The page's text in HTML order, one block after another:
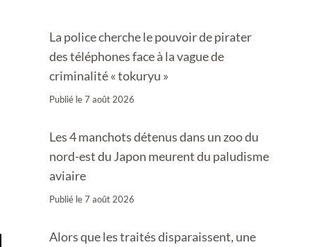
La police cherche le pouvoir de pirater
des téléphones face à la vague de
criminalité « tokuryu »
Publié le7 août 2026
Les 4 manchots détenus dans un zoo du
nord-est du Japon meurent du paludisme
aviaire
Publié le7 août 2026
Alors que les traités disparaissent, une